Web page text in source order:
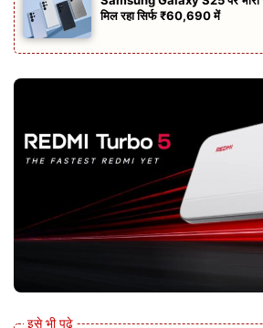
मिल रहा सिर्फ ₹60,690 में